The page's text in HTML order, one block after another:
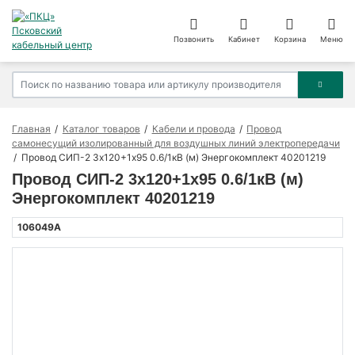
Позвонить Кабинет Корзина Меню
Главная Каталог товаров Кабели и провода
Провод
самонесущий изолированный для воздушных линий электропередачи
Провод СИП-2 3х120+1х95 0.6/1кВ (м) Энергокомплект 40201219
Провод СИП-2 3х120+1х95 0.6/1кВ (м)
Энергокомплект 40201219
106049А